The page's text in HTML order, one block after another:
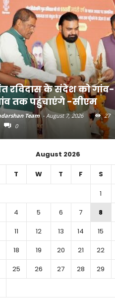
रविदास के संदेश को गांव-
तक पहुंचाएंगे -सीएम
Team - August 7, 2026
27
0
August 2026
T W T F S
1
4 5 6 7 8
11 12 13 14 15
18 19 20 21 22
25 26 27 28 29